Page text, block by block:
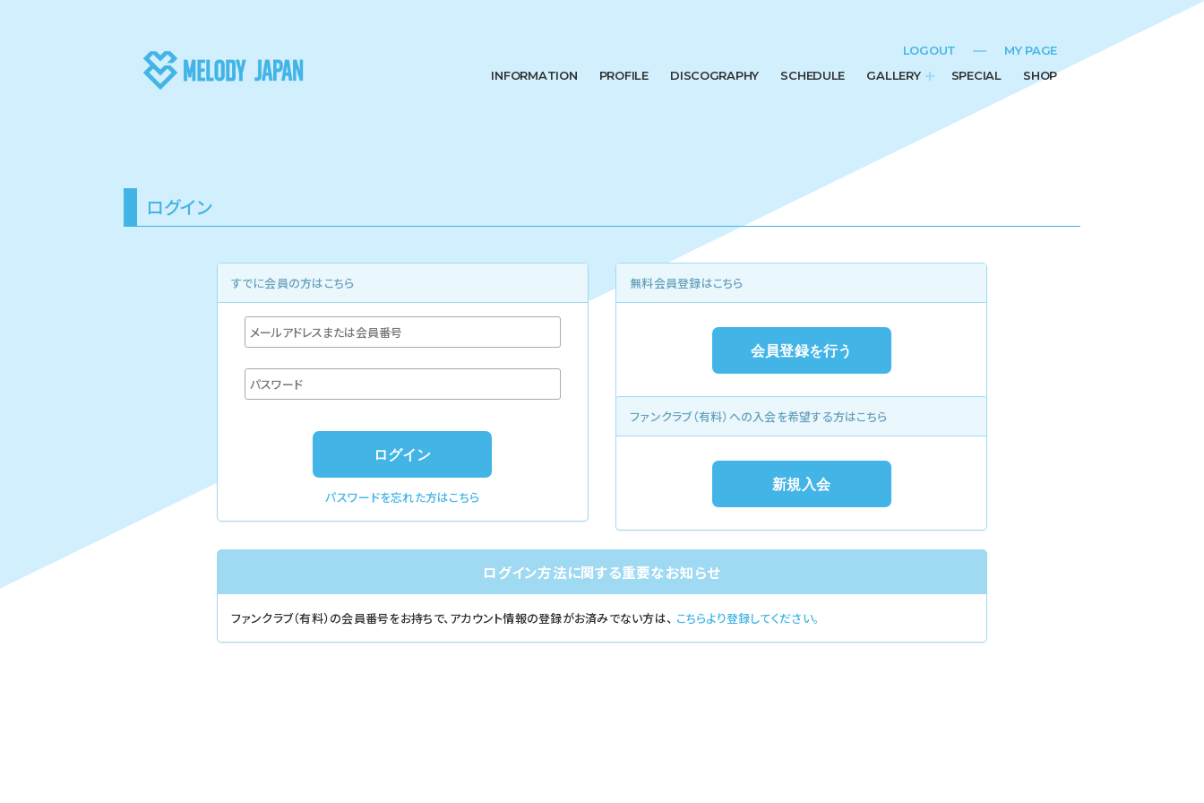
INFORMATION PROFILE DISCOGRAPHY SCHEDULE GALLERY SPECIAL SHOP
LOGOUT MY PAGE
ログイン
すでに会員の方はこちら
パスワードを忘れた方はこちら
無料会員登録はこちら
ファンクラブ（有料）への入会を希望する方はこちら
ログイン方法に関する重要なお知らせ
ファンクラブ（有料）の会員番号をお持ちで、アカウント情報の登録がお済みでない方は、 こちらより登録してください。